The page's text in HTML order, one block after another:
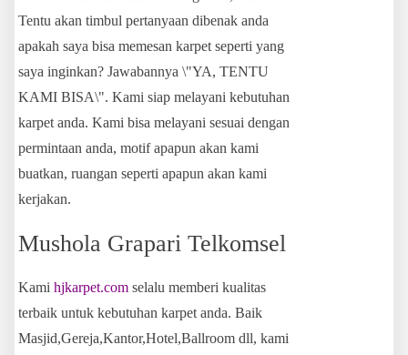
Tentu akan timbul pertanyaan dibenak anda
apakah saya bisa memesan karpet seperti yang
saya inginkan? Jawabannya \"YA, TENTU
KAMI BISA\". Kami siap melayani kebutuhan
karpet anda. Kami bisa melayani sesuai dengan
permintaan anda, motif apapun akan kami
buatkan, ruangan seperti apapun akan kami
kerjakan.
Mushola Grapari Telkomsel
Kami hjkarpet.com selalu memberi kualitas
terbaik untuk kebutuhan karpet anda. Baik
Masjid,Gereja,Kantor,Hotel,Ballroom dll, kami